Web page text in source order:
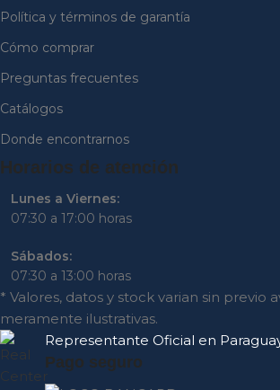
Política y términos de garantía
Cómo comprar
Preguntas frecuentes
Catálogos
Donde encontrarnos
Horarios de atención
Lunes a Viernes:
07:30 a 17:00 horas
Sábados:
07:30 a 13:00 horas
* Valores, datos y stock varian sin previo
meramente ilustrativas.
Representante Oficial en
Pago seguro